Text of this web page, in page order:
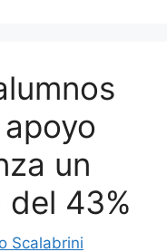
un
del 43%
Scalabrini